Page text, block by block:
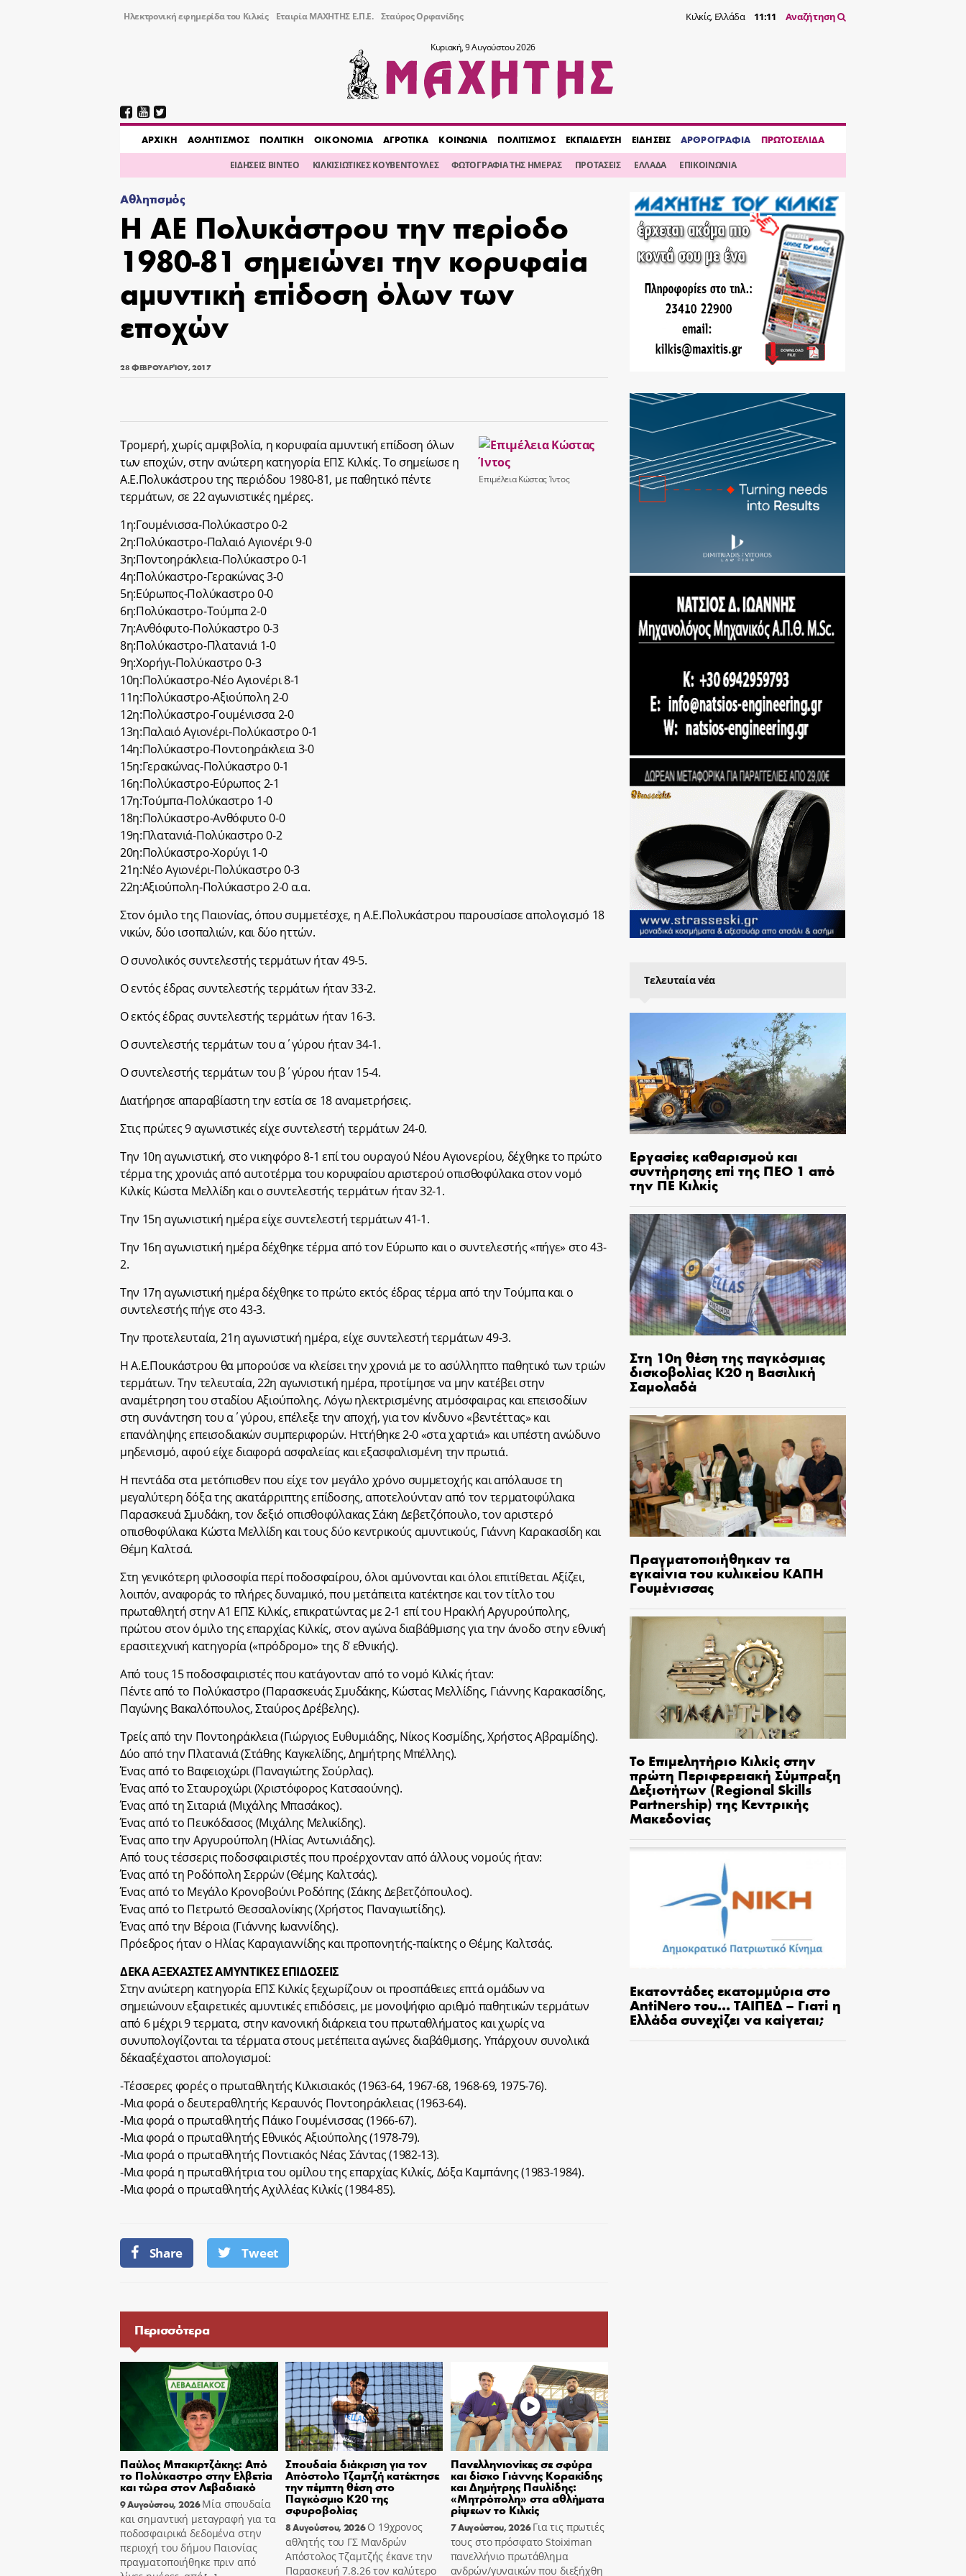
Ηλεκτρονική εφημερίδα του Κιλκίς Εταιρία ΜΑΧΗΤΗΣ Ε.Π.Ε. Σταύρος Ορφανίδης Κιλκίς, Ελλάδα 11:11 Αναζήτηση
Κυριακή, 9 Αυγούστου 2026
AΡΧΙΚΗ ΑΘΛΗΤΙΣΜΟΣ ΠΟΛΙΤΙΚΗ ΟΙΚΟΝΟΜΙΑ ΑΓΡΟΤΙΚΑ ΚΟΙΝΩΝΙΑ ΠΟΛΙΤΙΣΜΟΣ ΕΚΠΑΙΔΕΥΣΗ ΕΙΔΗΣΕΙΣ ΑΡΘΡΟΓΡΑΦΙΑ ΠΡΩΤΟΣΕΛΙΔΑ
ΕΙΔΗΣΕΙΣ ΒΙΝΤΕΟ ΚΙΛΚΙΣΙΩΤΙΚΕΣ ΚΟΥΒΕΝΤΟΥΛΕΣ ΦΩΤΟΓΡΑΦΙΑ ΤΗΣ ΗΜΕΡΑΣ ΠΡΟΤΑΣΕΙΣ ΕΛΛΑΔΑ ΕΠΙΚΟΙΝΩΝΙΑ
Αθλητισμός
Η ΑΕ Πολυκάστρου την περίοδο
1980-81 σημειώνει την κορυφαία
αμυντική επίδοση όλων των
εποχών
28 ΦΕΒΡΟΥΑΡΊΟΥ, 2017
Επιμέλεια Κώστας Ίντος
Τρομερή, χωρίς αμφιβολία, η κορυφαία αμυντική επίδοση όλων
των εποχών, στην ανώτερη κατηγορία ΕΠΣ Κιλκίς. Το σημείωσε η
Α.Ε.Πολυκάστρου της περιόδου 1980-81, με παθητικό πέντε
τερμάτων, σε 22 αγωνιστικές ημέρες.
1η:Γουμένισσα-Πολύκαστρο 0-2
2η:Πολύκαστρο-Παλαιό Αγιονέρι 9-0
3η:Ποντοηράκλεια-Πολύκαστρο 0-1
4η:Πολύκαστρο-Γερακώνας 3-0
5η:Εύρωπος-Πολύκαστρο 0-0
6η:Πολύκαστρο-Τούμπα 2-0
7η:Ανθόφυτο-Πολύκαστρο 0-3
8η:Πολύκαστρο-Πλατανιά 1-0
9η:Χορήγι-Πολύκαστρο 0-3
10η:Πολύκαστρο-Νέο Αγιονέρι 8-1
11η:Πολύκαστρο-Αξιούπολη 2-0
12η:Πολύκαστρο-Γουμένισσα 2-0
13η:Παλαιό Αγιονέρι-Πολύκαστρο 0-1
14η:Πολύκαστρο-Ποντοηράκλεια 3-0
15η:Γερακώνας-Πολύκαστρο 0-1
16η:Πολύκαστρο-Εύρωπος 2-1
17η:Τούμπα-Πολύκαστρο 1-0
18η:Πολύκαστρο-Ανθόφυτο 0-0
19η:Πλατανιά-Πολύκαστρο 0-2
20η:Πολύκαστρο-Χορύγι 1-0
21η:Νέο Αγιονέρι-Πολύκαστρο 0-3
22η:Αξιούπολη-Πολύκαστρο 2-0 α.α.
Στον όμιλο της Παιονίας, όπου συμμετέσχε, η Α.Ε.Πολυκάστρου παρουσίασε απολογισμό 18
νικών, δύο ισοπαλιών, και δύο ηττών.
Ο συνολικός συντελεστής τερμάτων ήταν 49-5.
Ο εντός έδρας συντελεστής τερμάτων ήταν 33-2.
Ο εκτός έδρας συντελεστής τερμάτων ήταν 16-3.
Ο συντελεστής τερμάτων του α΄γύρου ήταν 34-1.
Ο συντελεστής τερμάτων του β΄γύρου ήταν 15-4.
Διατήρησε απαραβίαστη την εστία σε 18 αναμετρήσεις.
Στις πρώτες 9 αγωνιστικές είχε συντελεστή τερμάτων 24-0.
Την 10η αγωνιστική, στο νικηφόρο 8-1 επί του ουραγού Νέου Αγιονερίου, δέχθηκε το πρώτο
τέρμα της χρονιάς από αυτοτέρμα του κορυφαίου αριστερού οπισθοφύλακα στον νομό
Κιλκίς Κώστα Μελλίδη και ο συντελεστής τερμάτων ήταν 32-1.
Την 15η αγωνιστική ημέρα είχε συντελεστή τερμάτων 41-1.
Την 16η αγωνιστική ημέρα δέχθηκε τέρμα από τον Εύρωπο και ο συντελεστής «πήγε» στο 43-
2.
Την 17η αγωνιστική ημέρα δέχθηκε το πρώτο εκτός έδρας τέρμα από την Τούμπα και ο
συντελεστής πήγε στο 43-3.
Την προτελευταία, 21η αγωνιστική ημέρα, είχε συντελεστή τερμάτων 49-3.
Η Α.Ε.Πουκάστρου θα μπορούσε να κλείσει την χρονιά με το ασύλληπτο παθητικό των τριών
τερμάτων. Την τελευταία, 22η αγωνιστική ημέρα, προτίμησε να μην κατέβει στην
αναμέτρηση του σταδίου Αξιούπολης. Λόγω ηλεκτρισμένης ατμόσφαιρας και επεισοδίων
στη συνάντηση του α΄γύρου, επέλεξε την αποχή, για τον κίνδυνο «βεντέττας» και
επανάληψης επεισοδιακών συμπεριφορών. Ηττήθηκε 2-0 «στα χαρτιά» και υπέστη ανώδυνο
μηδενισμό, αφού είχε διαφορά ασφαλείας και εξασφαλισμένη την πρωτιά.
Η πεντάδα στα μετόπισθεν που είχε τον μεγάλο χρόνο συμμετοχής και απόλαυσε τη
μεγαλύτερη δόξα της ακατάρριπτης επίδοσης, αποτελούνταν από τον τερματοφύλακα
Παρασκευά Σμυδάκη, τον δεξιό οπισθοφύλακας Σάκη Δεβετζόπουλο, τον αριστερό
οπισθοφύλακα Κώστα Μελλίδη και τους δύο κεντρικούς αμυντικούς, Γιάννη Καρακασίδη και
Θέμη Καλτσά.
Στη γενικότερη φιλοσοφία περί ποδοσφαίρου, όλοι αμύνονται και όλοι επιτίθεται. Αξίζει,
λοιπόν, αναφοράς το πλήρες δυναμικό, που μετάπειτα κατέκτησε και τον τίτλο του
πρωταθλητή στην Α1 ΕΠΣ Κιλκίς, επικρατώντας με 2-1 επί του Ηρακλή Αργυρούπολης,
πρώτου στον όμιλο της επαρχίας Κιλκίς, στον αγώνα διαβάθμισης για την άνοδο στην εθνική
ερασιτεχνική κατηγορία («πρόδρομο» της δ’ εθνικής).
Από τους 15 ποδοσφαιριστές που κατάγονταν από το νομό Κιλκίς ήταν:
Πέντε από το Πολύκαστρο (Παρασκευάς Σμυδάκης, Κώστας Μελλίδης, Γιάννης Καρακασίδης,
Παγώνης Βακαλόπουλος, Σταύρος Δρέβελης).
Τρείς από την Ποντοηράκλεια (Γιώργιος Ευθυμιάδης, Νίκος Κοσμίδης, Χρήστος Αβραμίδης).
Δύο από την Πλατανιά (Στάθης Καγκελίδης, Δημήτρης Μπέλλης).
Ένας από το Βαφειοχώρι (Παναγιώτης Σούρλας).
Ένας από το Σταυροχώρι (Χριστόφορος Κατσαούνης).
Ένας από τη Σιταριά (Μιχάλης Μπασάκος).
Ένας από το Πευκόδασος (Μιχάλης Μελικίδης).
Ένας απο την Αργυρούπολη (Ηλίας Αντωνιάδης).
Από τους τέσσερις ποδοσφαιριστές που προέρχονταν από άλλους νομούς ήταν:
Ένας από τη Ροδόπολη Σερρών (Θέμης Καλτσάς).
Ένας από το Μεγάλο Κρονοβούνι Ροδόπης (Σάκης Δεβετζόπουλος).
Ένας από το Πετρωτό Θεσσαλονίκης (Χρήστος Παναγιωτίδης).
Ένας από την Βέροια (Γιάννης Ιωαννίδης).
Πρόεδρος ήταν ο Ηλίας Καραγιαννίδης και προπονητής-παίκτης ο Θέμης Καλτσάς.
ΔΕΚΑ ΑΞΕΧΑΣΤΕΣ ΑΜΥΝΤΙΚΕΣ ΕΠΙΔΟΣΕΙΣ
Στην ανώτερη κατηγορία ΕΠΣ Κιλκίς ξεχωρίζουν οι προσπάθειες επτά ομάδων να
σημειώνουν εξαιρετικές αμυντικές επιδόσεις, με μονοψήφιο αριθμό παθητικών τερμάτων
από 6 μέχρι 9 τερματα, στην κανονική διάρκεια του πρωταθλήματος και χωρίς να
συνυπολογίζονται τα τέρματα στους μετέπειτα αγώνες διαβάθμισης. Υπάρχουν συνολικά
δέκααξέχαστοι απολογισμοί:
-Τέσσερες φορές ο πρωταθλητής Κιλκισιακός (1963-64, 1967-68, 1968-69, 1975-76).
-Μια φορά ο δευτεραθλητής Κεραυνός Ποντοηράκλειας (1963-64).
-Μια φορά ο πρωταθλητής Πάικο Γουμένισσας (1966-67).
-Μια φορά ο πρωταθλητής Εθνικός Αξιούπολης (1978-79).
-Μια φορά ο πρωταθλητής Ποντιακός Νέας Σάντας (1982-13).
-Μια φορά η πρωταθλήτρια του ομίλου της επαρχίας Κιλκίς, Δόξα Καμπάνης (1983-1984).
-Μια φορά ο πρωταθλητής Αχιλλέας Κιλκίς (1984-85).
Share Tweet
Περισσότερα
Παύλος Μπακιρτζάκης: Από
το Πολύκαστρο στην Ελβετία
και τώρα στον Λεβαδιακό
9 Αυγούστου, 2026Μία σπουδαία
και σημαντική μεταγραφή για τα
ποδοσφαιρικά δεδομένα στην
περιοχή του δήμου Παιονίας
πραγματοποιήθηκε πριν από
Σπουδαία διάκριση για τον
Απόστολο Τζαμτζή κατέκτησε
την πέμπτη θέση στο
Παγκόσμιο Κ20 της
σφυροβολίας
8 Αυγούστου, 2026 Ο 19χρονος
αθλητής του ΓΣ Μανδρών
Απόστολος Τζαμτζής έκανε την
Παρασκευή 7.8.26 τον καλύτερο
Πανελληνιονίκες σε σφύρα
και δίσκο Γιάννης Κορακίδης
και Δημήτρης Παυλίδης:
«Μητρόπολη» στα αθλήματα
ρίψεων το Κιλκίς
7 Αυγούστου, 2026 Για τις πρωτιές
τους στο πρόσφατο Stoiximan
πανελλήνιο πρωτάθλημα
ανδρών/γυναικών που διεξήχθη
Τελευταία νέα
Εργασίες καθαρισμού και
συντήρησης επί της ΠΕΟ 1 από
την ΠΕ Κιλκίς
Στη 10η θέση της παγκόσμιας
δισκοβολίας Κ20 η Βασιλική
Σαμολαδά
Πραγματοποιήθηκαν τα
εγκαίνια του κυλικείου ΚΑΠΗ
Γουμένισσας
Το Επιμελητήριο Κιλκίς στην
πρώτη Περιφερειακή Σύμπραξη
Δεξιοτήτων (Regional Skills
Partnership) της Κεντρικής
Μακεδονίας
Εκατοντάδες εκατομμύρια στο
AntiNero του… ΤΑΙΠΕΔ – Γιατί η
Ελλάδα συνεχίζει να καίγεται;